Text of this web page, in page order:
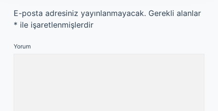
E-posta adresiniz yayınlanmayacak. Gerekli alanlar
* ile işaretlenmişlerdir
Yorum